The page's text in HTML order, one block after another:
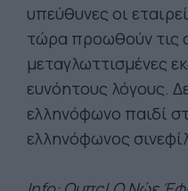
υπεύθυνες οι
τώρα προωθούν τις
μεταγλωττισμένες
ευνόητους λόγους.
ελληνόφωνο παιδί
ελληνόφωνος